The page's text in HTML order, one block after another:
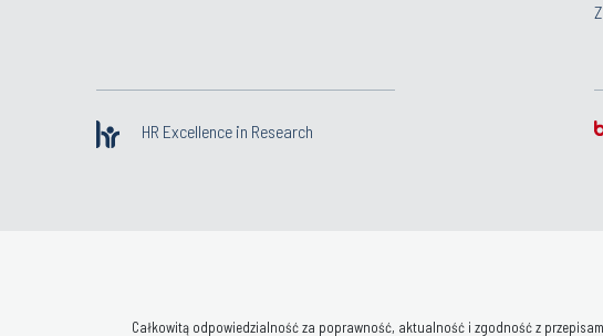
HR Excellence in Research
Całkowitą odpowiedzialność za poprawność, aktualność i zgodność z